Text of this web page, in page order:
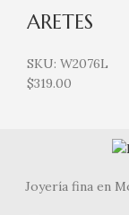
ARETES
SKU: W2076L
$319.00
Joyería fina en